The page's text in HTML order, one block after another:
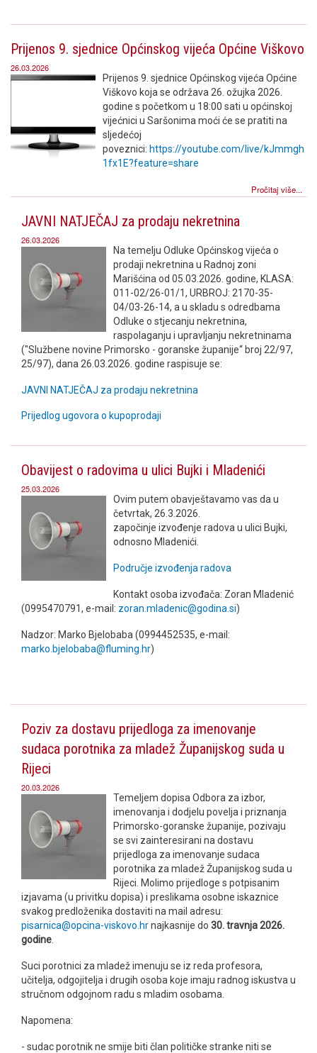
Prijenos 9. sjednice Općinskog vijeća Općine Viškovo
26.03.2026
Prijenos 9. sjednice Općinskog vijeća Općine
Viškovo koja se održava 26. ožujka 2026.
godine s početkom u 18:00 sati u općinskoj
vijećnici u Saršonima moći će se pratiti na
sljedećoj
poveznici: https://youtube.com/live/kJmmgh
1fx1E?feature=share
Pročitaj više...
JAVNI NATJEČAJ za prodaju nekretnina
26.03.2026
Na temelju Odluke Općinskog vijeća o
prodaji nekretnina u Radnoj zoni
Marišćina od 05.03.2026. godine, KLASA:
011-02/26-01/1, URBROJ: 2170-35-
04/03-26-14, a u skladu s odredbama
Odluke o stjecanju nekretnina,
raspolaganju i upravljanju nekretninama
("Službene novine Primorsko - goranske županije“ broj 22/97,
25/97), dana 26.03.2026. godine raspisuje se:
JAVNI NATJEČAJ za prodaju nekretnina
Prijedlog ugovora o kupoprodaji
Obavijest o radovima u ulici Bujki i Mladenići
25.03.2026
Ovim putem obavještavamo vas da u
četvrtak, 26.3.2026.
započinje izvođenje radova u ulici Bujki,
odnosno Mladenići.
Područje izvođenja radova
Kontakt osoba izvođača: Zoran Mladenić
(0995470791, e-mail: zoran.mladenic@godina.si)
Nadzor: Marko Bjelobaba (0994452535, e-mail:
marko.bjelobaba@fluming.hr)
Poziv za dostavu prijedloga za imenovanje
sudaca porotnika za mladež Županijskog suda u
Rijeci
20.03.2026
Temeljem dopisa Odbora za izbor,
imenovanja i dodjelu povelja i priznanja
Primorsko-goranske županije, pozivaju
se svi zainteresirani na dostavu
prijedloga za imenovanje sudaca
porotnika za mladež Županijskog suda u
Rijeci. Molimo prijedloge s potpisanim
izjavama (u privitku dopisa) i preslikama osobne iskaznice
svakog predloženika dostaviti na mail adresu:
pisarnica@opcina-viskovo.hrnajkasnije do 30. travnja 2026.
godine
Suci porotnici za mladež imenuju se iz reda profesora,
učitelja, odgojitelja i drugih osoba koje imaju radnog iskustva u
stručnom odgojnom radu s mladim osobama.
Napomena:
- sudac porotnik ne smije biti član političke stranke niti se